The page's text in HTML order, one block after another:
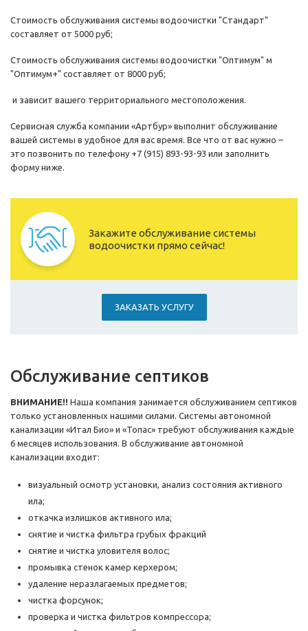
Стоимость обслуживания системы водоочистки "Стандарт"
составляет от 5000 руб;
Стоимость обслуживания системы водоочистки "Оптимум" м
"Оптимум+" составляет от 8000 руб;
и зависит вашего территориального местоположения.
Сервисная служба компании «Артбур» выполнит обслуживание
вашей системы в удобное для вас время. Все что от вас нужно –
это позвонить по телефону +7 (915) 893-93-93 или заполнить
форму ниже.
Закажите обслуживание системы
водоочистки прямо сейчас!
ЗАКАЗАТЬ УСЛУГУ
Обслуживание септиков
ВНИМАНИЕ!! Наша компания занимается обслуживанием септиков
только установленных нашими силами. Системы автономной
канализации «Итал Био» и «Топас» требуют обслуживания каждые
6 месяцев использования. В обслуживание автономной
канализации входит:
визуальный осмотр установки, анализ состояния активного
ила;
откачка излишков активного ила;
снятие и чистка фильтра грубых фракций
снятие и чистка уловителя волос;
промывка стенок камер керхером;
удаление неразлагаемых предметов;
чистка форсунок;
проверка и чистка фильтров компрессора;